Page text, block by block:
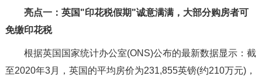
亮点一：英国"印花税假期"诚意满满，大部分购房者可
免缴印花税
根据英国国家统计办公室(ONS)公布的最新数据显示：截
至2020年3月，英国的平均房价为231,855英镑(约210万元)，